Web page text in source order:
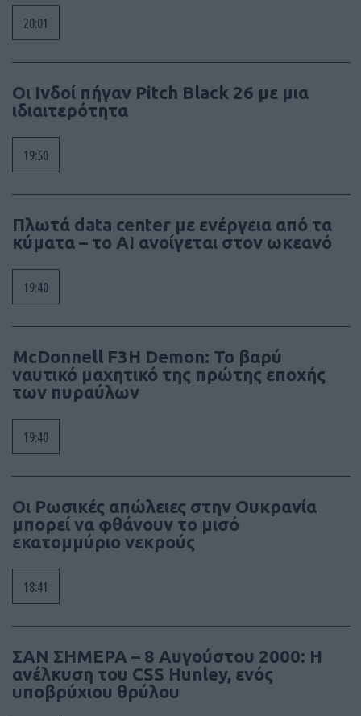
20:01
Οι Ινδοί πήγαν Pitch Black 26 με μια
ιδιαιτερότητα
19:50
Πλωτά data center με ενέργεια από τα
κύματα – το AI ανοίγεται στον ωκεανό
19:40
McDonnell F3H Demon: Το βαρύ
ναυτικό μαχητικό της πρώτης εποχής
των πυραύλων
19:40
Οι Ρωσικές απώλειες στην Ουκρανία
μπορεί να φθάνουν το μισό
εκατομμύριο νεκρούς
18:41
ΣΑΝ ΣΗΜΕΡΑ – 8 Αυγούστου 2000: Η
ανέλκυση του CSS Hunley, ενός
υποβρύχιου θρύλου